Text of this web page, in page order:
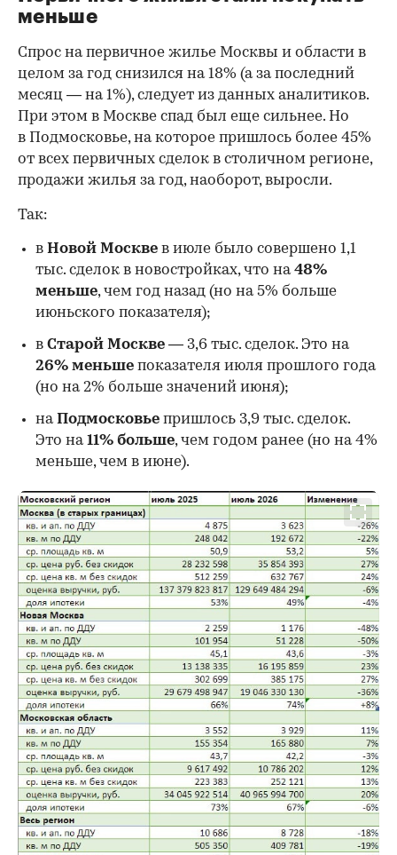
меньше
Спрос на первичное жилье Москвы и области в
целом за год снизился на 18% (а за последний
месяц — на 1%), следует из данных аналитиков.
При этом в Москве спад был еще сильнее. Но
в Подмосковье, на которое пришлось более 45%
от всех первичных сделок в столичном регионе,
продажи жилья за год, наоборот, выросли.
00:00 / 00:00
Так:
в Новой Москве в июле было совершено 1,1
тыс. сделок в новостройках, что на48%
меньше, чем год назад (но на 5% больше
июньского показателя);
в Старой Москве — 3,6 тыс. сделок. Это на
26% меньше показателя июля прошлого года
(но на 2% больше значений июня);
наПодмосковье пришлось 3,9 тыс. сделок.
Это на11% больше, чем годом ранее (но на 4%
меньше, чем в июне).